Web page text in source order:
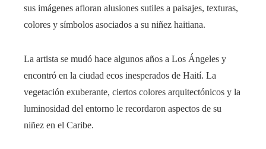
sus imágenes afloran alusiones sutiles a paisajes, texturas,
colores y símbolos asociados a su niñez haitiana.
La artista se mudó hace algunos años a Los Ángeles y
encontró en la ciudad ecos inesperados de Haití. La
vegetación exuberante, ciertos colores arquitectónicos y la
luminosidad del entorno le recordaron aspectos de su
niñez en el Caribe.